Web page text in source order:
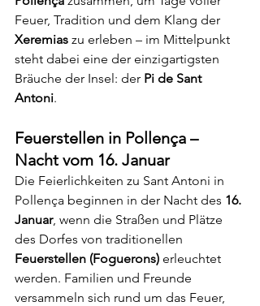
Feuer, Tradition und dem Klang der
Xeremias zu erleben – im Mittelpunkt
steht dabei eine der einzigartigsten
Bräuche der Insel: der Pi de Sant
Antoni.
Feuerstellen in Pollença –
Nacht vom 16. Januar
Die Feierlichkeiten zu Sant Antoni in
Pollença beginnen in der Nacht des 16.
Januar, wenn die Straßen und Plätze
des Dorfes von traditionellen
Feuerstellen (Foguerons) erleuchtet
werden. Familien und Freunde
versammeln sich rund um das Feuer,